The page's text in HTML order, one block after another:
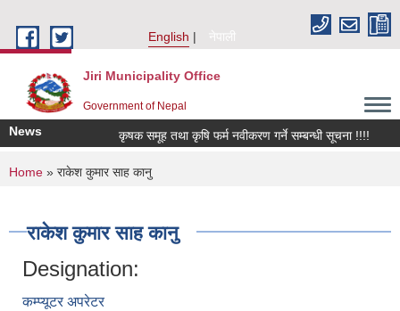
English
नेपाली
Jiri Municipality Office
Government of Nepal
News कृषक समूह तथा कृषि फर्म नवीकरण गर्ने सम्बन्धी सूचना !!!!
You are here
Home » राकेश कुमार साह कानु
राकेश कुमार साह कानु
Designation:
कम्प्यूटर अपरेटर